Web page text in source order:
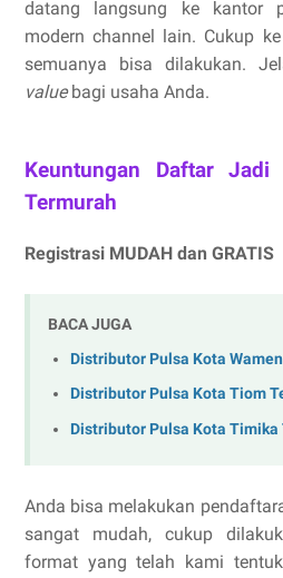
datang langsung ke kantor
modern channel lain. Cukup
semuanya bisa dilakukan.
valuebagi usaha Anda.
Keuntungan Daftar
Termurah
Registrasi MUDAH dan GRATIS
BACA JUGA
Distributor Pulsa Kota
Distributor Pulsa Kota Tiom
Distributor Pulsa Kota Timika
Anda bisa melakukan
sangat mudah, cukup
format yang telah kami